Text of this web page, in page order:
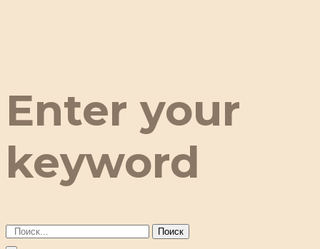
Enter your
keyword
Поиск